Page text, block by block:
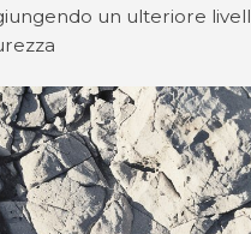
un ulteriore